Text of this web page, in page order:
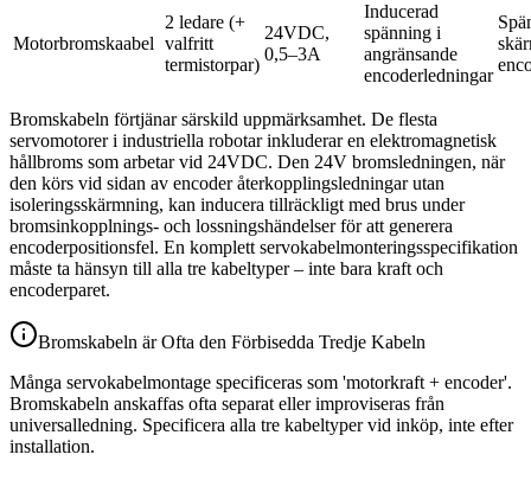
Motorbromskaabel
2 ledare (+
valfritt
termistorpar)
24VDC,
0,5–3A
Inducerad
spänning i
angränsande
encoderledningar
Bromskabeln förtjänar särskild uppmärksamhet. De flesta
servomotorer i industriella robotar inkluderar en elektromagnetisk
hållbroms som arbetar vid 24VDC. Den 24V bromsledningen, när
den körs vid sidan av encoder återkopplingsledningar utan
isoleringsskärmning, kan inducera tillräckligt med brus under
bromsinkopplnings- och lossningshändelser för att generera
encoderpositionsfel. En komplett servokabelmonteringsspecifikation
måste ta hänsyn till alla tre kabeltyper – inte bara kraft och
encoderparet.
Bromskabeln är Ofta den Förbisedda Tredje Kabeln
Många servokabelmontage specificeras som 'motorkraft + encoder'.
Bromskabeln anskaffas ofta separat eller improviseras från
universalledning. Specificera alla tre kabeltyper vid inköp, inte efter
installation.